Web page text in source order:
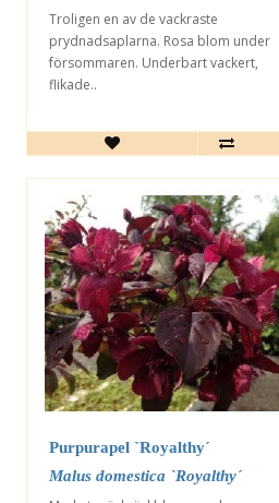
Troligen en av de vackraste
prydnadsaplarna. Rosa blom under
försommaren. Underbart vackert,
flikade..
Purpurapel `Royalthy´
Malus domestica `Royalthy´